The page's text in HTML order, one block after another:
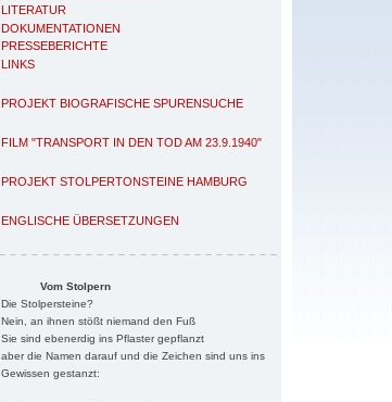
LITERATUR
DOKUMENTATIONEN
PRESSEBERICHTE
LINKS
PROJEKT BIOGRAFISCHE SPURENSUCHE
FILM "TRANSPORT IN DEN TOD AM 23.9.1940"
PROJEKT STOLPERTONSTEINE HAMBURG
ENGLISCHE ÜBERSETZUNGEN
Vom Stolpern
Die Stolpersteine?
Nein, an ihnen stößt niemand den Fuß
Sie sind ebenerdig ins Pflaster gepflanzt
aber die Namen darauf und die Zeichen sind uns ins
Gewissen gestanzt: